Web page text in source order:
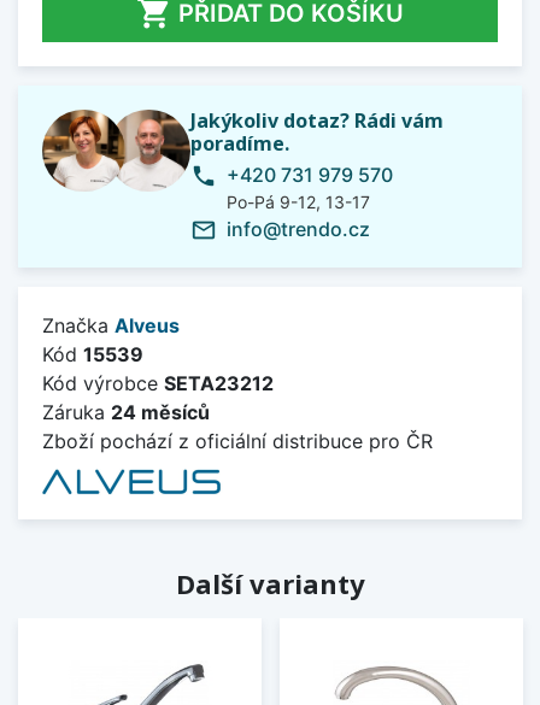
 PŘIDAT DO KOŠÍKU
Jakýkoliv dotaz? Rádi vám
poradíme.
phone +420 731 979 570
Po-Pá 9-12, 13-17
mail_outline info@trendo.cz
Značka Alveus
Kód 15539
Kód výrobce SETA23212
Záruka 24 měsíců
Zboží pochází z oficiální distribuce pro ČR
Další varianty